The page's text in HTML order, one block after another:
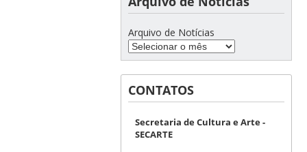
Arquivo de Notícias
CONTATOS
Secretaria de Cultura e Arte -
SECARTE